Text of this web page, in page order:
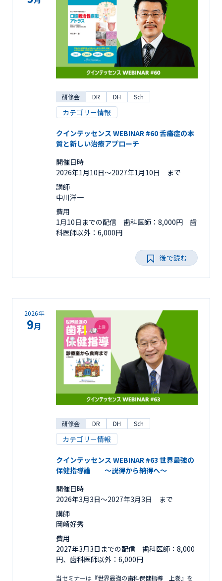
研修会 DR DH Sch
カテゴリー情報
クインテッセンス WEBINAR #60 舌痛症の本
質と新しい治療アプローチ
開催日時
2026年1月10日〜2027年1月10日 まで
講師
中川洋一
費用
1月10日までの配信 歯科医師：8,000円 歯
科医師以外：6,000円
後で読む
2026年
9月
研修会 DR DH Sch
カテゴリー情報
クインテッセンス WEBINAR #63 世界最強の
保健指導論 ～説得から納得へ～
開催日時
2026年3月3日〜2027年3月3日 まで
講師
岡崎好秀
費用
2027年3月3日までの配信 歯科医師：8,000
円、歯科医師以外：6,000円
当セミナーは『世界最強の歯科保健指導 上巻』を